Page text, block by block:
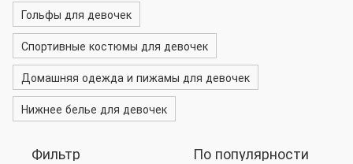
Гольфы для девочек
Спортивные костюмы для девочек
Домашняя одежда и пижамы для девочек
Нижнее белье для девочек
Фильтр По популярности